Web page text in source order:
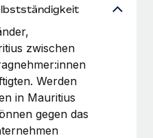
zwischen
Werden
in Mauritius
gegen das